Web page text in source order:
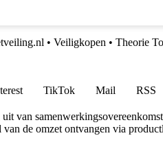
• Veiligkopen • Theorie
TikTok Mail
RSS
van
de omzet ontvangen via